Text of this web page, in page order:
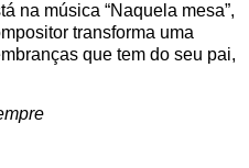
na música “Naquela mesa”,
transforma uma
que tem do seu pai,